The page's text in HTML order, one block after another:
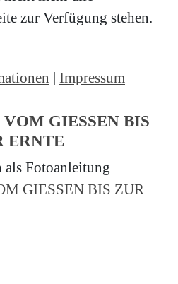
GIESSEN BIS
ERNTE
als Fotoanleitung
zur Verfügung stehen.
| Impressum